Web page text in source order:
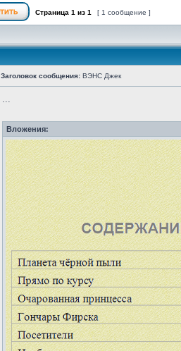
Страница 1 из 1 [ 1 сообщение ]
Заголовок сообщения: ВЭНС Джек
...
Вложения: